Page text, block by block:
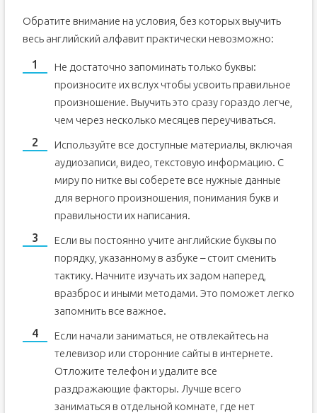
Обратите внимание на условия, без которых выучить
весь английский алфавит практически невозможно:
Не достаточно запоминать только буквы:
произносите их вслух чтобы усвоить правильное
произношение. Выучить это сразу гораздо легче,
чем через несколько месяцев переучиваться.
Используйте все доступные материалы, включая
аудиозаписи, видео, текстовую информацию. С
миру по нитке вы соберете все нужные данные
для верного произношения, понимания букв и
правильности их написания.
Если вы постоянно учите английские буквы по
порядку, указанному в азбуке – стоит сменить
тактику. Начните изучать их задом наперед,
вразброс и иными методами. Это поможет легко
запомнить все важное.
Если начали заниматься, не отвлекайтесь на
телевизор или сторонние сайты в интернете.
Отложите телефон и удалите все
раздражающие факторы. Лучше всего
заниматься в отдельной комнате, где нет